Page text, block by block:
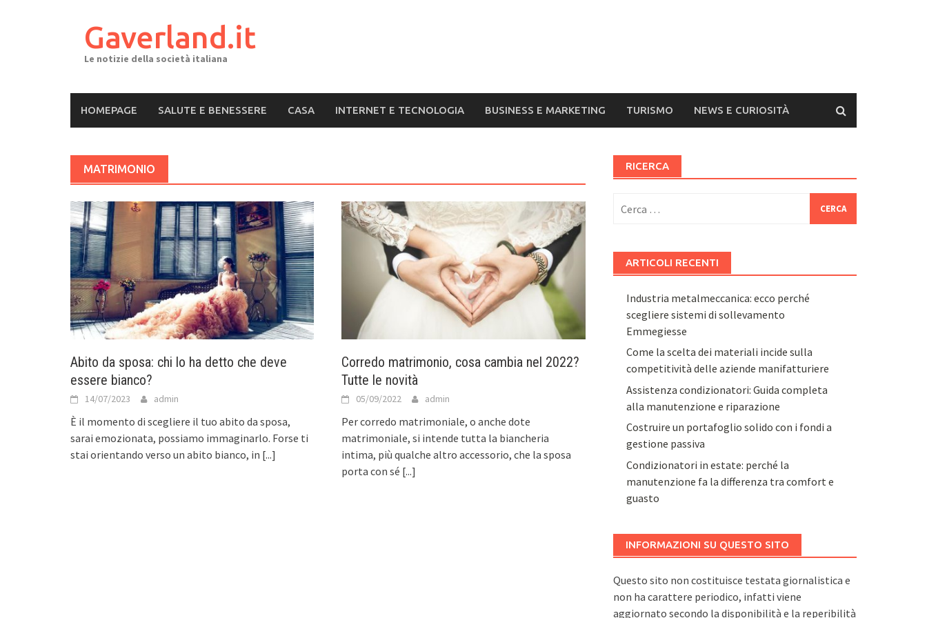
Gaverland.it
Le notizie della società italiana
HOMEPAGE SALUTE E BENESSERE CASA INTERNET E TECNOLOGIA BUSINESS E MARKETING TURISMO NEWS E CURIOSITÀ
MATRIMONIO
Abito da sposa: chi lo ha detto che deve
essere bianco?
14/07/2023 admin
È il momento di scegliere il tuo abito da sposa,
sarai emozionata, possiamo immaginarlo. Forse ti
stai orientando verso un abito bianco, in [...]
Corredo matrimonio, cosa cambia nel 2022?
Tutte le novità
05/09/2022 admin
Per corredo matrimoniale, o anche dote
matrimoniale, si intende tutta la biancheria
intima, più qualche altro accessorio, che la sposa
porta con sé [...]
RICERCA
per:
ARTICOLI RECENTI
Industria metalmeccanica: ecco perché
scegliere sistemi di sollevamento
Emmegiesse
Come la scelta dei materiali incide sulla
competitività delle aziende manifatturiere
Assistenza condizionatori: Guida completa
alla manutenzione e riparazione
Costruire un portafoglio solido con i fondi a
gestione passiva
Condizionatori in estate: perché la
manutenzione fa la differenza tra comfort e
guasto
INFORMAZIONI SU QUESTO SITO
Questo sito non costituisce testata giornalistica e
non ha carattere periodico, infatti viene
aggiornato secondo la disponibilità e la reperibilità